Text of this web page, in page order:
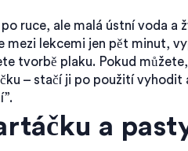
ruce, ale malá ústní voda a
lekcemi jen pět minut,
tvorbě plaku. Pokud
– stačí ji po použití vyhodit
a